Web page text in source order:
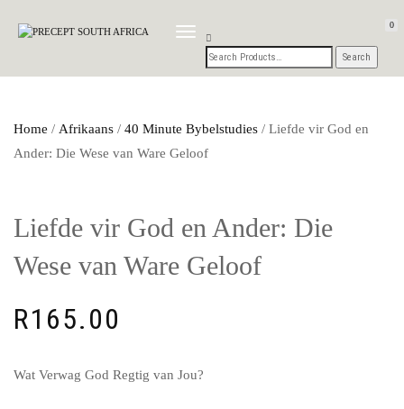
TOGGLE
NAVIGATION
0
Home / Afrikaans / 40 Minute Bybelstudies / Liefde vir God en
Ander: Die Wese van Ware Geloof
Liefde vir God en Ander: Die
Wese van Ware Geloof
R165.00
Wat Verwag God Regtig van Jou?